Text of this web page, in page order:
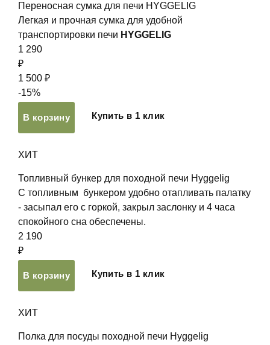
Переносная сумка для печи HYGGELIG
Легкая и прочная сумка для удобной
транспортировки печи HYGGELIG
1 290
₽
1 500 ₽
-15%
В корзину Купить в 1 клик
ХИТ
Топливный бункер для походной печи Hyggelig
С топливным бункером удобно отапливать палатку
- засыпал его с горкой, закрыл заслонку и 4 часа
спокойного сна обеспечены.
2 190
₽
В корзину Купить в 1 клик
ХИТ
Полка для посуды походной печи Hyggelig